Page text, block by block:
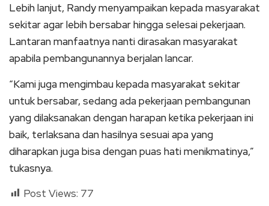
Lebih lanjut, Randy menyampaikan kepada masyarakat
sekitar agar lebih bersabar hingga selesai pekerjaan.
Lantaran manfaatnya nanti dirasakan masyarakat
apabila pembangunannya berjalan lancar.
“Kami juga mengimbau kepada masyarakat sekitar
untuk bersabar, sedang ada pekerjaan pembangunan
yang dilaksanakan dengan harapan ketika pekerjaan ini
baik, terlaksana dan hasilnya sesuai apa yang
diharapkan juga bisa dengan puas hati menikmatinya,”
tukasnya.
Post Views: 77